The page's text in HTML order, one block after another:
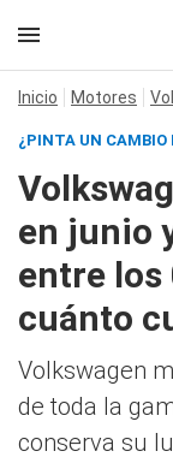
Inicio Motores
¿PINTA UN CAMBIO
en junio
entre los
cuánto
Volkswagen
de toda la
conserva su